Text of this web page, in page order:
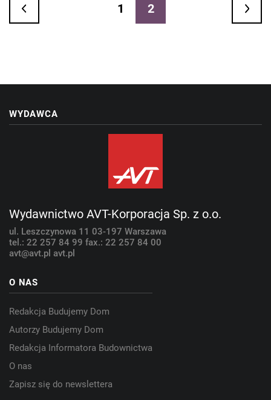
1 2
WYDAWCA
Wydawnictwo AVT-Korporacja Sp. z o.o.
ul. Leszczynowa 11 03-197 Warszawa
tel.: 22 257 84 99 fax.: 22 257 84 00
avt@avt.pl avt.pl
O NAS
Redakcja Budujemy Dom
Autorzy Budujemy Dom
Redakcja Informatora Budownictwa
O nas
Zapisz się do newslettera